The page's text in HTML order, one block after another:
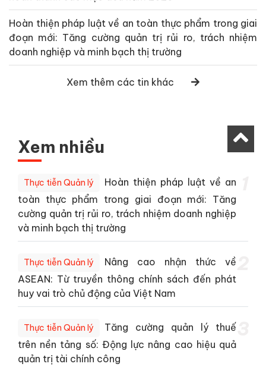
Hoàn thiện pháp luật về an toàn thực phẩm trong giai
đoạn mới: Tăng cường quản trị rủi ro, trách nhiệm
doanh nghiệp và minh bạch thị trường
Xem thêm các tin khác
Xem nhiều
Thực tiễn Quản lý
Hoàn thiện pháp luật về an
toàn thực phẩm trong giai đoạn mới: Tăng
cường quản trị rủi ro, trách nhiệm doanh nghiệp
và minh bạch thị trường
Thực tiễn Quản lý
Nâng cao nhận thức về
ASEAN: Từ truyền thông chính sách đến phát
huy vai trò chủ động của Việt Nam
Thực tiễn Quản lý
Tăng cường quản lý thuế
trên nền tảng số: Động lực nâng cao hiệu quả
quản trị tài chính công